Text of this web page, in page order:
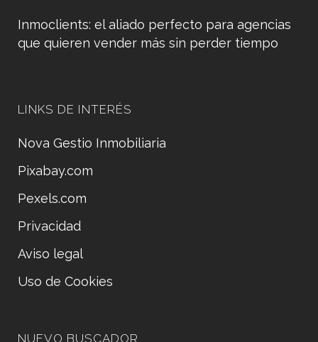
Inmoclients: el aliado perfecto para agencias
que quieren vender más sin perder tiempo
LINKS DE INTERÉS
Nova Gestio Inmobiliaria
Pixabay.com
Pexels.com
Privacidad
Aviso legal
Uso de Cookies
NUEVO BUSCADOR